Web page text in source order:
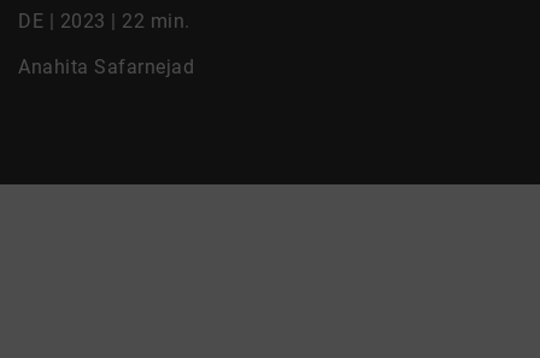
DE | 2023 | 22 min.
Anahita Safarnejad